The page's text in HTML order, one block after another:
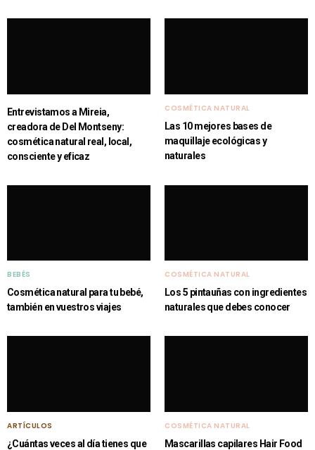
Entrevistamos a Mireia,
creadora de Del Montseny:
cosmética natural real, local,
consciente y eficaz
COSMÉTICA NATURAL
Las 10 mejores bases de
maquillaje ecológicas y
naturales
BEBÉS
Cosmética natural para tu bebé,
también en vuestros viajes
COSMÉTICA NATURAL
Los 5 pintauñas con ingredientes
naturales que debes conocer
ARTÍCULOS
¿Cuántas veces al día tienes que
COSMÉTICA NATURAL
Mascarillas capilares Hair Food